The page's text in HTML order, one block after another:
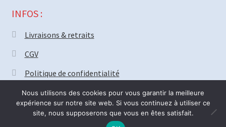
Nous serons fermé vendredi 31 Juillet pour deux semaines. Bonnes
INFOS :
Livraisons & retraits
CGV
Politique de confidentialité
© MECAPARTS 2021 ~ création siteWeb18.net
Nous utilisons des cookies pour vous garantir la meilleure
expérience sur notre site web. Si vous continuez à utiliser ce
site, nous supposerons que vous en êtes satisfait.